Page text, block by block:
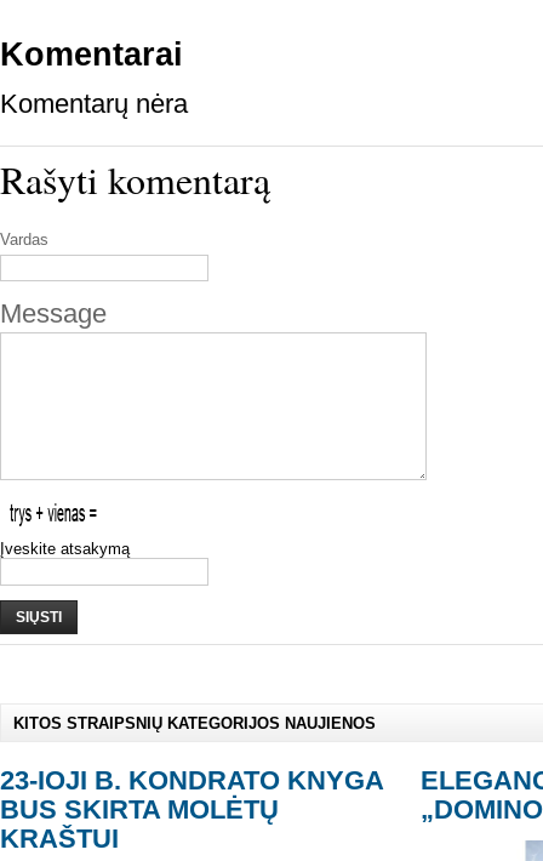
Komentarai
Komentarų nėra
Rašyti komentarą
Vardas
Message
Įveskite atsakymą
SIŲSTI
KITOS STRAIPSNIŲ KATEGORIJOS NAUJIENOS
23-IOJI B. KONDRATO KNYGA
BUS SKIRTA MOLĖTŲ
KRAŠTUI